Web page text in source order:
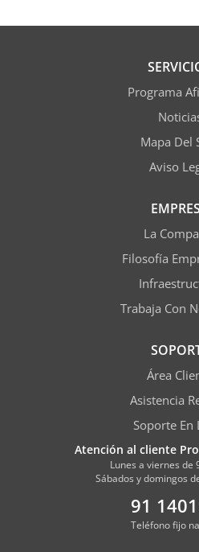
Programa
Mapa Del
Aviso
La
Filosofía
Trabaja Con
Área
Asistencia
Soporte En
Atención al cliente
Lunes a viernes de
Sábados y domingos
91
Teléfono fijo